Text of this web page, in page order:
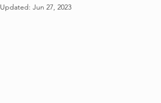
Updated: Jun 27, 2023